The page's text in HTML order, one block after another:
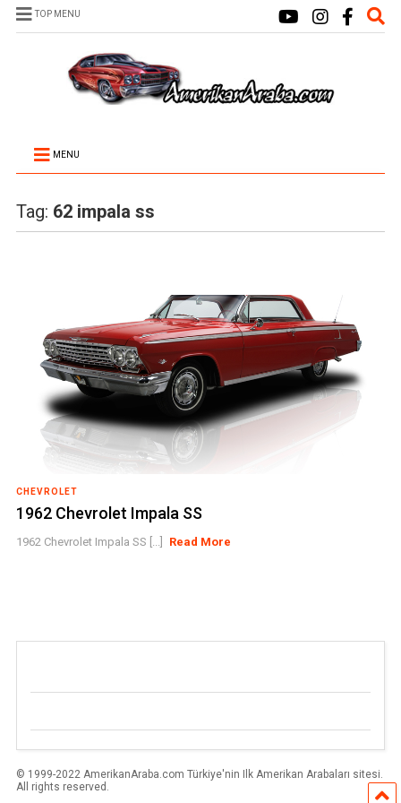
TOP MENU
MENU
Tag: 62 impala ss
CHEVROLET
1962 Chevrolet Impala SS
1962 Chevrolet Impala SS [...] Read More
© 1999-2022 AmerikanAraba.com Türkiye'nin Ilk Amerikan Arabaları sitesi.
All rights reserved.